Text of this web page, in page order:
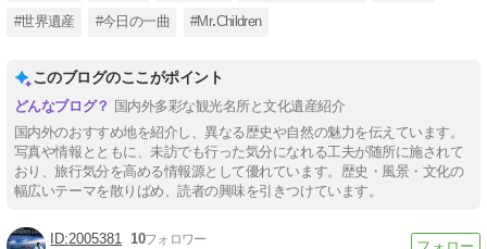
#世界遺産 #今日の一曲 #MrꓸChildren
このブログのここがポイント
国内外多彩な観光名所と文化遺産紹介
国内外のおすすめ地を紹介し、異なる歴史や自然の魅力を伝えています。
写真や情報とともに、未訪でも行った気分になれる工夫が随所に施されて
おり、旅行気分を高める情報源として優れています。歴史・風景・文化の
幅広いテーマを散りばめ、読者の興味を引きつけています。
2005381 10